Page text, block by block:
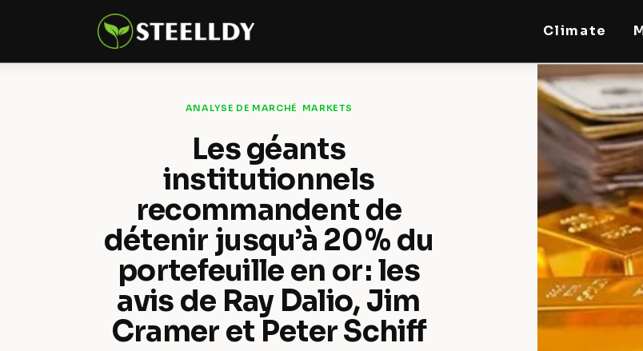
Climate
STEELLDY
Through Steelldy consulting company, I
companies, fintechs, and institutions in two
key areas: ◙ Economic and financial statistical
modeling via our DaaS & SaaS software
(macroeconomic index platform). Analysis of
the transition to a multipolar world:
stablecoins, gold, copper, precious metals,
industrial metals, oil, dollars, euros, yuan, yen,
rubles, CBDC, BISIH, mBridge, Unified Ledger,
BRICS, and global regulations. ◙ Web3 Law &
Taxation Legal and Tax structuring of
blockchain-based projects, RWA,
tokenization, cryptocurrency (stablecoins,
CBDC), decentralized autonomous
organizations (DAO), MiCA compliance, ISO
20022, AI, MANBRIC/biotech technologies,
robotics, smart cities, and ESG taxonomy.
Markets
ANALYSE DE MARCHÉ MARKETS
Les géants
institutionnels
recommandent de
détenir jusqu’à 20 % du
portefeuille en or : les
avis de Ray Dalio, Jim
Cramer et Peter Schiff